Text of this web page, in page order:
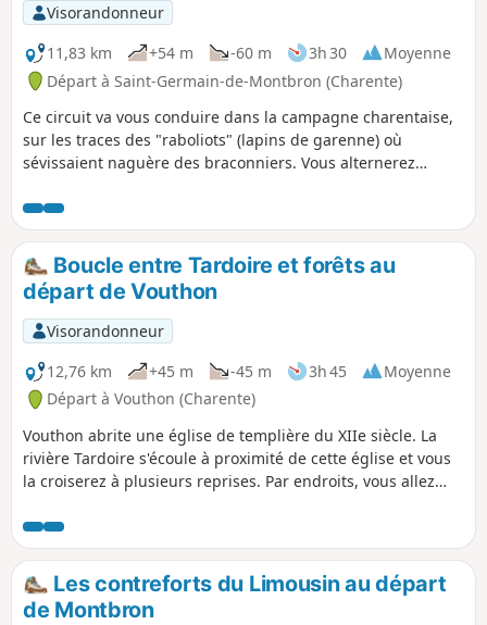
Visorandonneur
11,83 km
+54 m -60 m 3h 30
Moyenne
Départ à Saint-Germain-de-Montbron (Charente)
Ce circuit va vous conduire dans la campagne charentaise,
sur les traces des "raboliots" (lapins de garenne) où
sévissaient naguère des braconniers. Vous alternerez
cultivées ou prairies.
Boucle entre Tardoire et forêts au
départ de Vouthon
Visorandonneur
12,76 km
+45 m -45 m 3h 45
Moyenne
Départ à Vouthon (Charente)
Vouthon abrite une église de templière du XIIe siècle. La
rivière Tardoire s'écoule à proximité de cette église et vous
la croiserez à plusieurs reprises. Par endroits, vous allez
randonnée va vous permettre de vous rapprocher de
l'histoire et de la nature.
Les contreforts du Limousin au départ
de Montbron